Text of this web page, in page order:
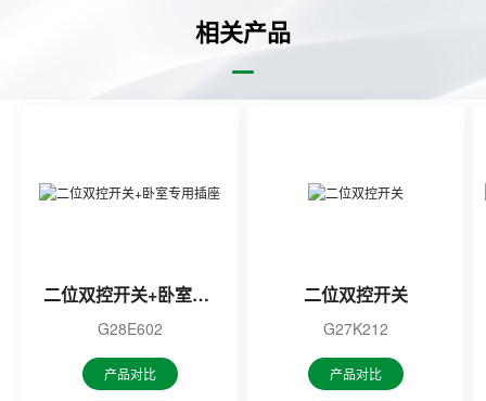
相关产品
二位双控开关+卧室专用插座
G28E602
产品对比
二位双控开关
G27K212
产品对比